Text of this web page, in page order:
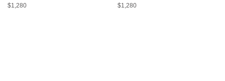
$1,280
$1,280